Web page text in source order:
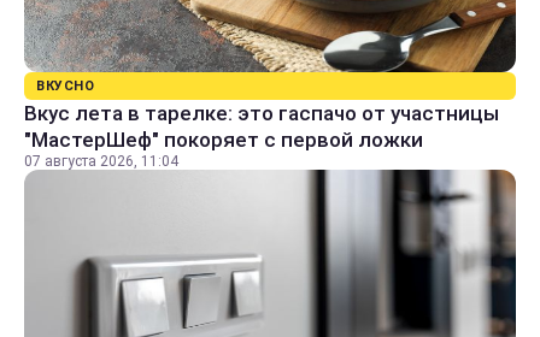
ВКУСНО
Вкус лета в тарелке: это гаспачо от участницы
"МастерШеф" покоряет с первой ложки
07 августа 2026, 11:04